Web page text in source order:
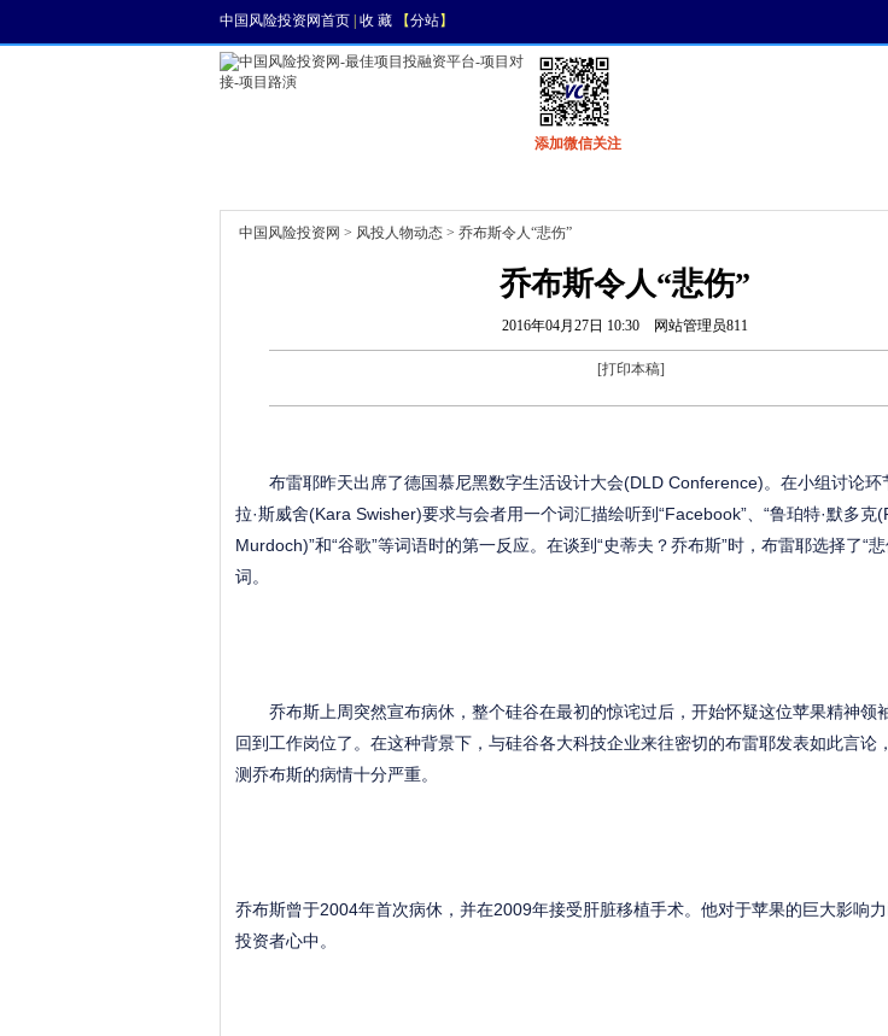
中国风险投资网首页 收 藏 【分站】
添加微信关注
中国风险投资网 > 风投人物动态 > 乔布斯令人“悲伤”
乔布斯令人“悲伤”
2016年04月27日 10:30 网站管理员811
[打印本稿]
布雷耶昨天出席了德国慕尼黑数字生活设计大会(DLD Conference)。在小组讨论环
拉·斯威舍(Kara Swisher)要求与会者用一个词汇描绘听到“Facebook”、“鲁珀特·默多克
Murdoch)”和“谷歌”等词语时的第一反应。在谈到“史蒂夫？乔布斯”时，布雷耶选择了“
词。
乔布斯上周突然宣布病休，整个硅谷在最初的惊诧过后，开始怀疑这位苹果精神领
回到工作岗位了。在这种背景下，与硅谷各大科技企业来往密切的布雷耶发表如此言论
测乔布斯的病情十分严重。
乔布斯曾于2004年首次病休，并在2009年接受肝脏移植手术。他对于苹果的巨大影响
投资者心中。